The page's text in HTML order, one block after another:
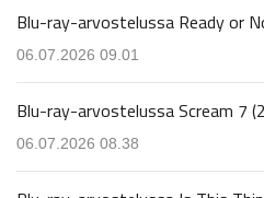
Blu-ray-arvostelussa Ready or
06.07.2026 09.01
Blu-ray-arvostelussa Scream 7
06.07.2026 08.38